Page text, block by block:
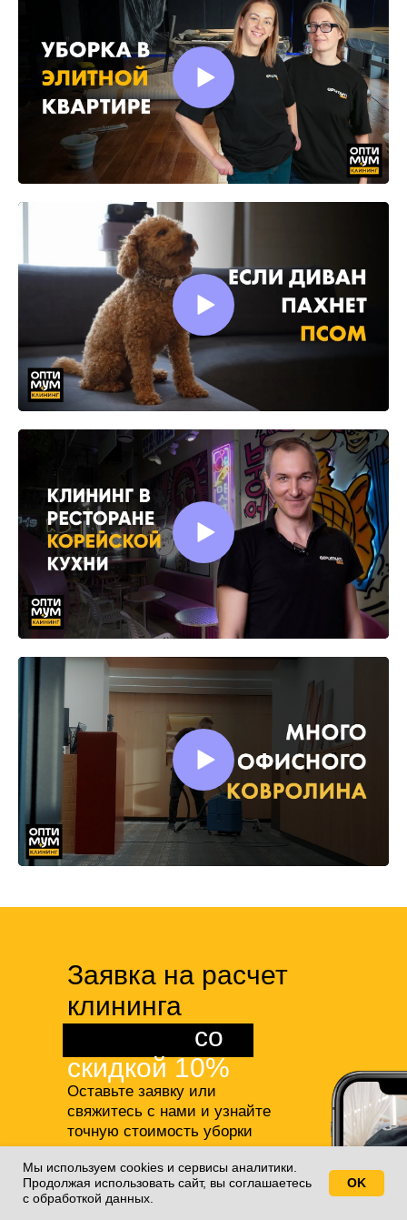
Свяжитесь с нами!
Мы используем cookies и сервисы аналитики.
Продолжая использовать сайт, вы соглашаетесь
с обработкой данных.
OK
Оставьте заявку или
свяжитесь с нами и узнайте
точную стоимость уборки
студии или квартиры,а также
получите 10% скидку на все
наши услуги!
Заявка на расчет
клининга
со
скидкой 10%